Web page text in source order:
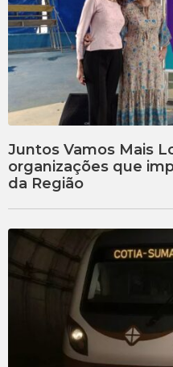
Juntos Vamos Mais
organizações que
da Região